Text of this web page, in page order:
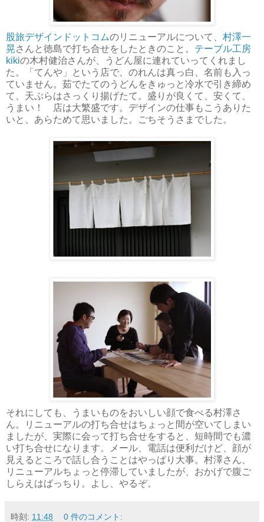
股旅デザインドットコムのリニューアルについて、 村澤一
晃さんと徳島で打ち合せをしたときのこと。 テーブル工房
kikiの木村健治さんが、うどん屋に連れていってくれまし
た。「てんや」という店で、のれんは真っ白、名前も入っ
ていません。茹でたてのうどんをきゅっと冷水で引き締め
て、天ぷらはさっくり揚げたて。盛りが良くて、安くて、
うまい！ 店は大繁盛です。デザインの仕事もこうありた
いと、あらためて思いました。ごちそうさまでした。
それにしても、うまいものをおいしい顔で食べる村澤さ
ん。リニューアルの打ち合せはちょっと間が空いてしまい
ましたが、実際に会って打ち合せをすると、短時間でも濃
い打ち合せになります。メール、電話は便利だけど、顔が
見えるところで話し合うことはやっぱり大事。村澤さん、
リニューアルちょっと停滞していましたが、おかげで腹ご
しらえはばっちり。よし、やるぞ。
時刻: 11:48 0 件のコメント: